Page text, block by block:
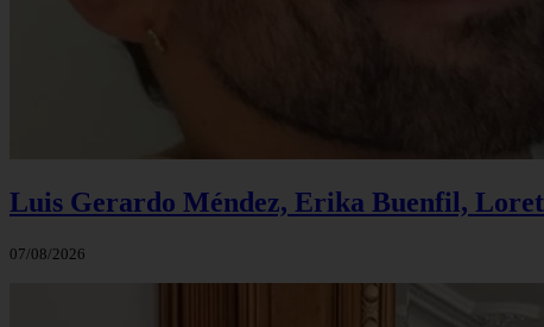
Luis Gerardo Méndez, Erika Buenfil,
07/08/2026